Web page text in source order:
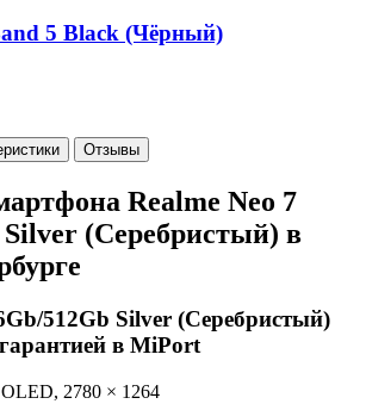
5 Black (Чёрный)
Отзывы
Realme Neo 7
Silver (Серебристый) в
512Gb Silver (Серебристый)
в MiPort
2780 × 1264